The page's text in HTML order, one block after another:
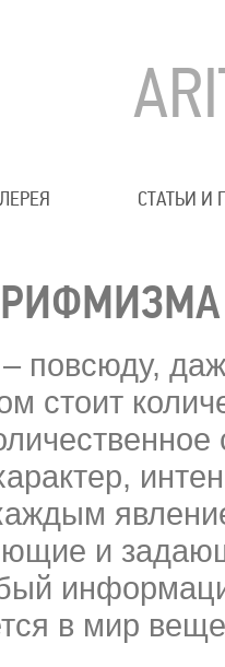
СТАТЬИ И
повсюду,
стоит
и
в мир